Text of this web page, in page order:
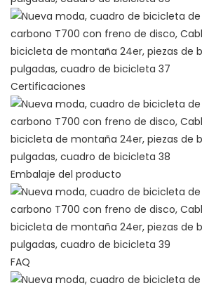
Certificaciones
Embalaje del producto
FAQ